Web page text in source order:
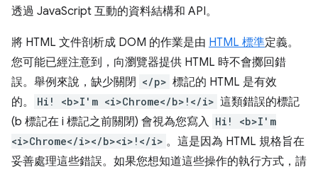
透過 JavaScript 互動的資料結構和 API。
將 HTML 文件剖析成 DOM 的作業是由 HTML 標準定義。
您可能已經注意到，向瀏覽器提供 HTML 時不會擲回錯
誤。舉例來說，缺少關閉 </p> 標記的 HTML 是有效
的。
Hi! <b>I'm <i>Chrome</b>!</i> 這類錯誤的標記
(b 標記在 i 標記之前關閉) 會視為您寫入 Hi! <b>I'm
<i>Chrome</i></b><i>!</i> 。這是因為 HTML 規格旨在
妥善處理這些錯誤。如果您想知道這些操作的執行方式，請